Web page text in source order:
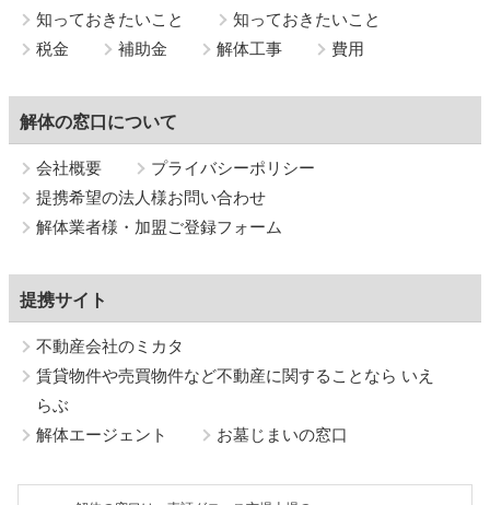
知っておきたいこと
知っておきたいこと
税金
補助金 解体工事 費用
解体の窓口について
会社概要
プライバシーポリシー
提携希望の法人様お問い合わせ
解体業者様・加盟ご登録フォーム
提携サイト
不動産会社のミカタ
賃貸物件や売買物件など不動産に関することなら いえ
らぶ
解体エージェント
お墓じまいの窓口